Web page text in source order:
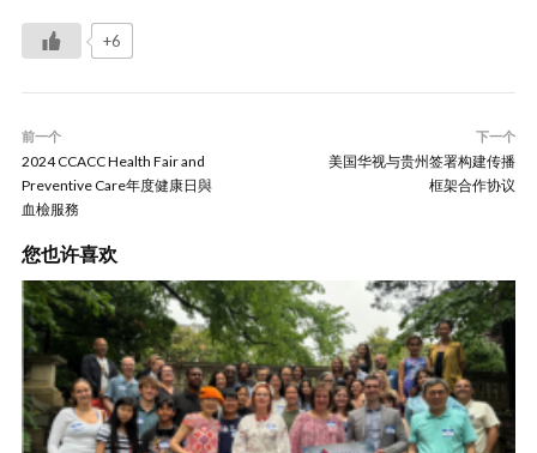
+6
前一个
2024 CCACC Health Fair and
Preventive Care年度健康日與
血檢服務
下一个
美国华视与贵州签署构建传播
框架合作协议
您也许喜欢